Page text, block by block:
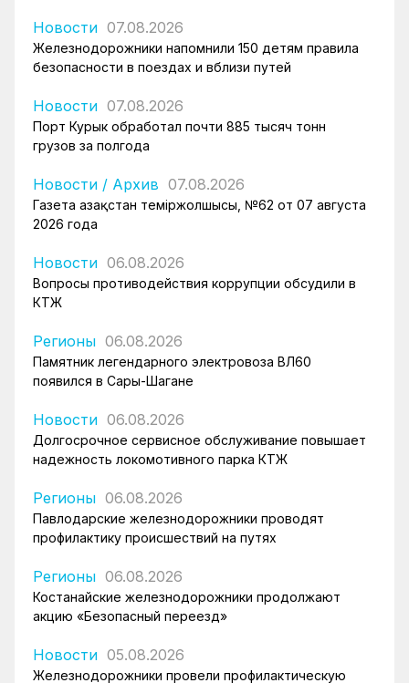
Новости 07.08.2026
Железнодорожники напомнили 150 детям правила
безопасности в поездах и вблизи путей
Новости 07.08.2026
Порт Курык обработал почти 885 тысяч тонн
грузов за полгода
Новости / Архив 07.08.2026
Газета Қазақстан теміржолшысы, №62 от 07 августа
2026 года
Новости 06.08.2026
Вопросы противодействия коррупции обсудили в
КТЖ
Регионы 06.08.2026
Памятник легендарного электровоза ВЛ60
появился в Сары-Шагане
Новости 06.08.2026
Долгосрочное сервисное обслуживание повышает
надежность локомотивного парка КТЖ
Регионы 06.08.2026
Павлодарские железнодорожники проводят
профилактику происшествий на путях
Регионы 06.08.2026
Костанайские железнодорожники продолжают
акцию «Безопасный переезд»
Новости 05.08.2026
Железнодорожники провели профилактическую